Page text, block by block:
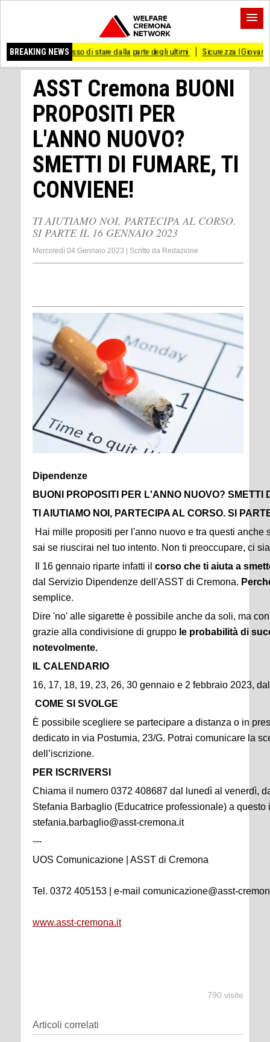
BREAKING NEWS
di stare dalla parte degli ultimi Sicurezza I Giovani Democratici
ASST Cremona BUONI
PROPOSITI PER
L'ANNO NUOVO?
SMETTI DI FUMARE, TI
CONVIENE!
TI AIUTIAMO NOI, PARTECIPA AL CORSO.
SI PARTE IL 16 GENNAIO 2023
Mercoledì 04 Gennaio 2023 Scritto da Redazione
Dipendenze
BUONI PROPOSITI PER L'ANNO NUOVO? SMETTI
TI AIUTIAMO NOI, PARTECIPA AL CORSO. SI
Hai mille propositi per l'anno nuovo e tra questi anche
sai se riuscirai nel tuo intento. Non ti preoccupare, ci
Il 16 gennaio riparte infatti il corso che ti aiuta a
dal Servizio Dipendenze dell'ASST di Cremona.
semplice.
Dire 'no' alle sigarette è possibile anche da soli, ma
grazie alla condivisione di gruppo le probabilità di
notevolmente.
IL CALENDARIO
16, 17, 18, 19, 23, 26, 30 gennaio e 2 febbraio 2023,
COME SI SVOLGE
È possibile scegliere se partecipare a distanza o in
dedicato in via Postumia, 23/G. Potrai comunicare la
dell’iscrizione.
PER ISCRIVERSI
Chiama il numero 0372 408687 dal lunedì al venerdì,
Stefania Barbaglio (Educatrice professionale) a questo
stefania.barbaglio@asst-cremona.it
---
UOS Comunicazione | ASST di Cremona
Tel. 0372 405153 | e-mail comunicazione@asst-
www.asst-cremona.it
790 visite
Articoli correlati